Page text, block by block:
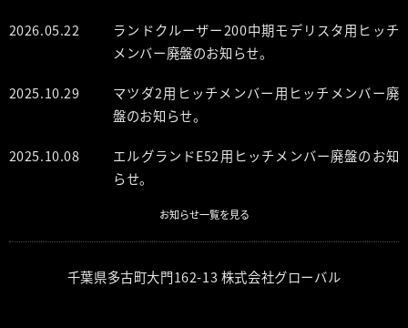
2026.05.22
ランドクルーザー200中期モデリスタ用ヒッチ
メンバー廃盤のお知らせ。
2025.10.29
マツダ2用ヒッチメンバー用ヒッチメンバー廃
盤のお知らせ。
2025.10.08
エルグランドE52用ヒッチメンバー廃盤のお知
らせ。
お知らせ一覧を見る
千葉県多古町大門162-13 株式会社グローバル